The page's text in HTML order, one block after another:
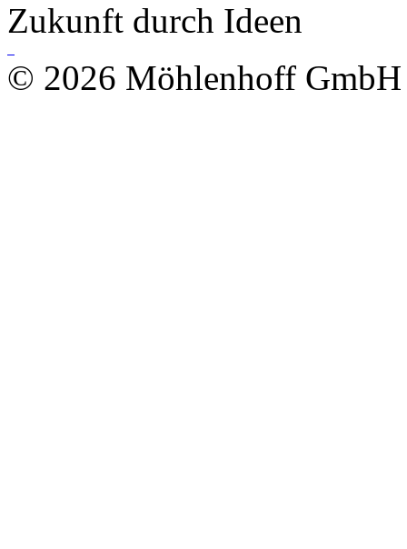
Zukunft durch Ideen
© 2026 Möhlenhoff GmbH